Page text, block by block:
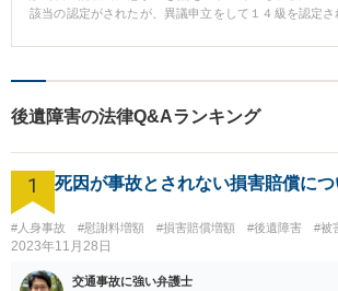
該当の認定がされたが、異議申立をして１４級を認定さ
ても重要になります。 今回については通院と診断書の
後遺障害の法律Q&Aランキング
1 死因が事故とされない損害賠償につ
#人身事故 #慰謝料増額 #損害賠償増額 #後遺障害 #被
2023年11月28日
交通事故に強い弁護士